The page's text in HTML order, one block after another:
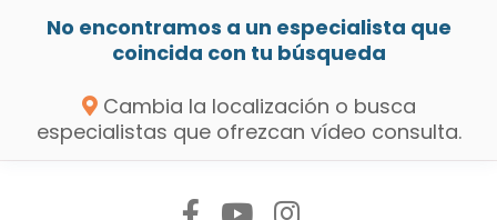
No encontramos a un especialista que
coincida con tu búsqueda
Cambia la localización o busca
especialistas que ofrezcan vídeo consulta.